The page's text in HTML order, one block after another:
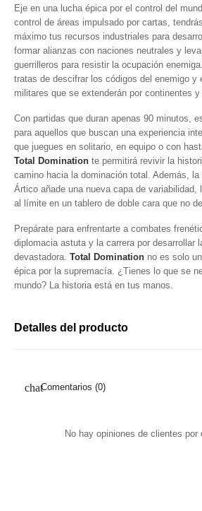
Eje en una lucha épica por el control del
control de áreas impulsado por cartas,
máximo tus recursos industriales para
formar alianzas con naciones neutrales y
guerrilleros para resistir la ocupación
tratas de descifrar los códigos del enemigo y
militares que se extenderán por continentes y
Con partidas que duran apenas 90 minutos,
para aquellos que buscan una experiencia
que juegues en solitario, en equipo o con
Total Domination te permitirá revivir la
camino hacia la dominación total. Además, la
Ártico añade una nueva capa de variabilidad,
al límite en un tablero de doble cara que no
Prepárate para enfrentarte a combates
diplomacia astuta y la carrera por desarrollar
devastadora. Total Domination no es solo
épica por la supremacía. ¿Tienes lo que se
mundo? La historia está en tus manos.
Detalles del producto
Comentarios (0)
No hay opiniones de clientes por